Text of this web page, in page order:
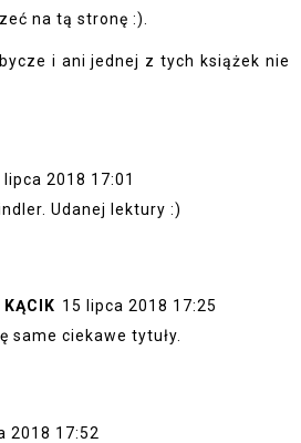
na tą stronę :).
i ani jednej z tych książek nie
lipca 2018 17:01
Udanej lektury :)
KĄCIK 15 lipca 2018 17:25
same ciekawe tytuły.
2018 17:52